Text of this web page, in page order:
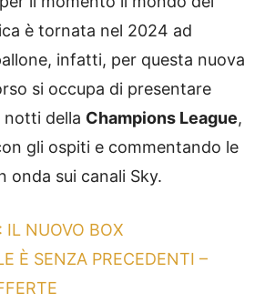
è tornata nel 2024 ad
infatti, per questa nuova
si occupa di presentare
notti della Champions League,
gli ospiti e commentando le
onda sui canali Sky.
IL NUOVO BOX
È SENZA PRECEDENTI –